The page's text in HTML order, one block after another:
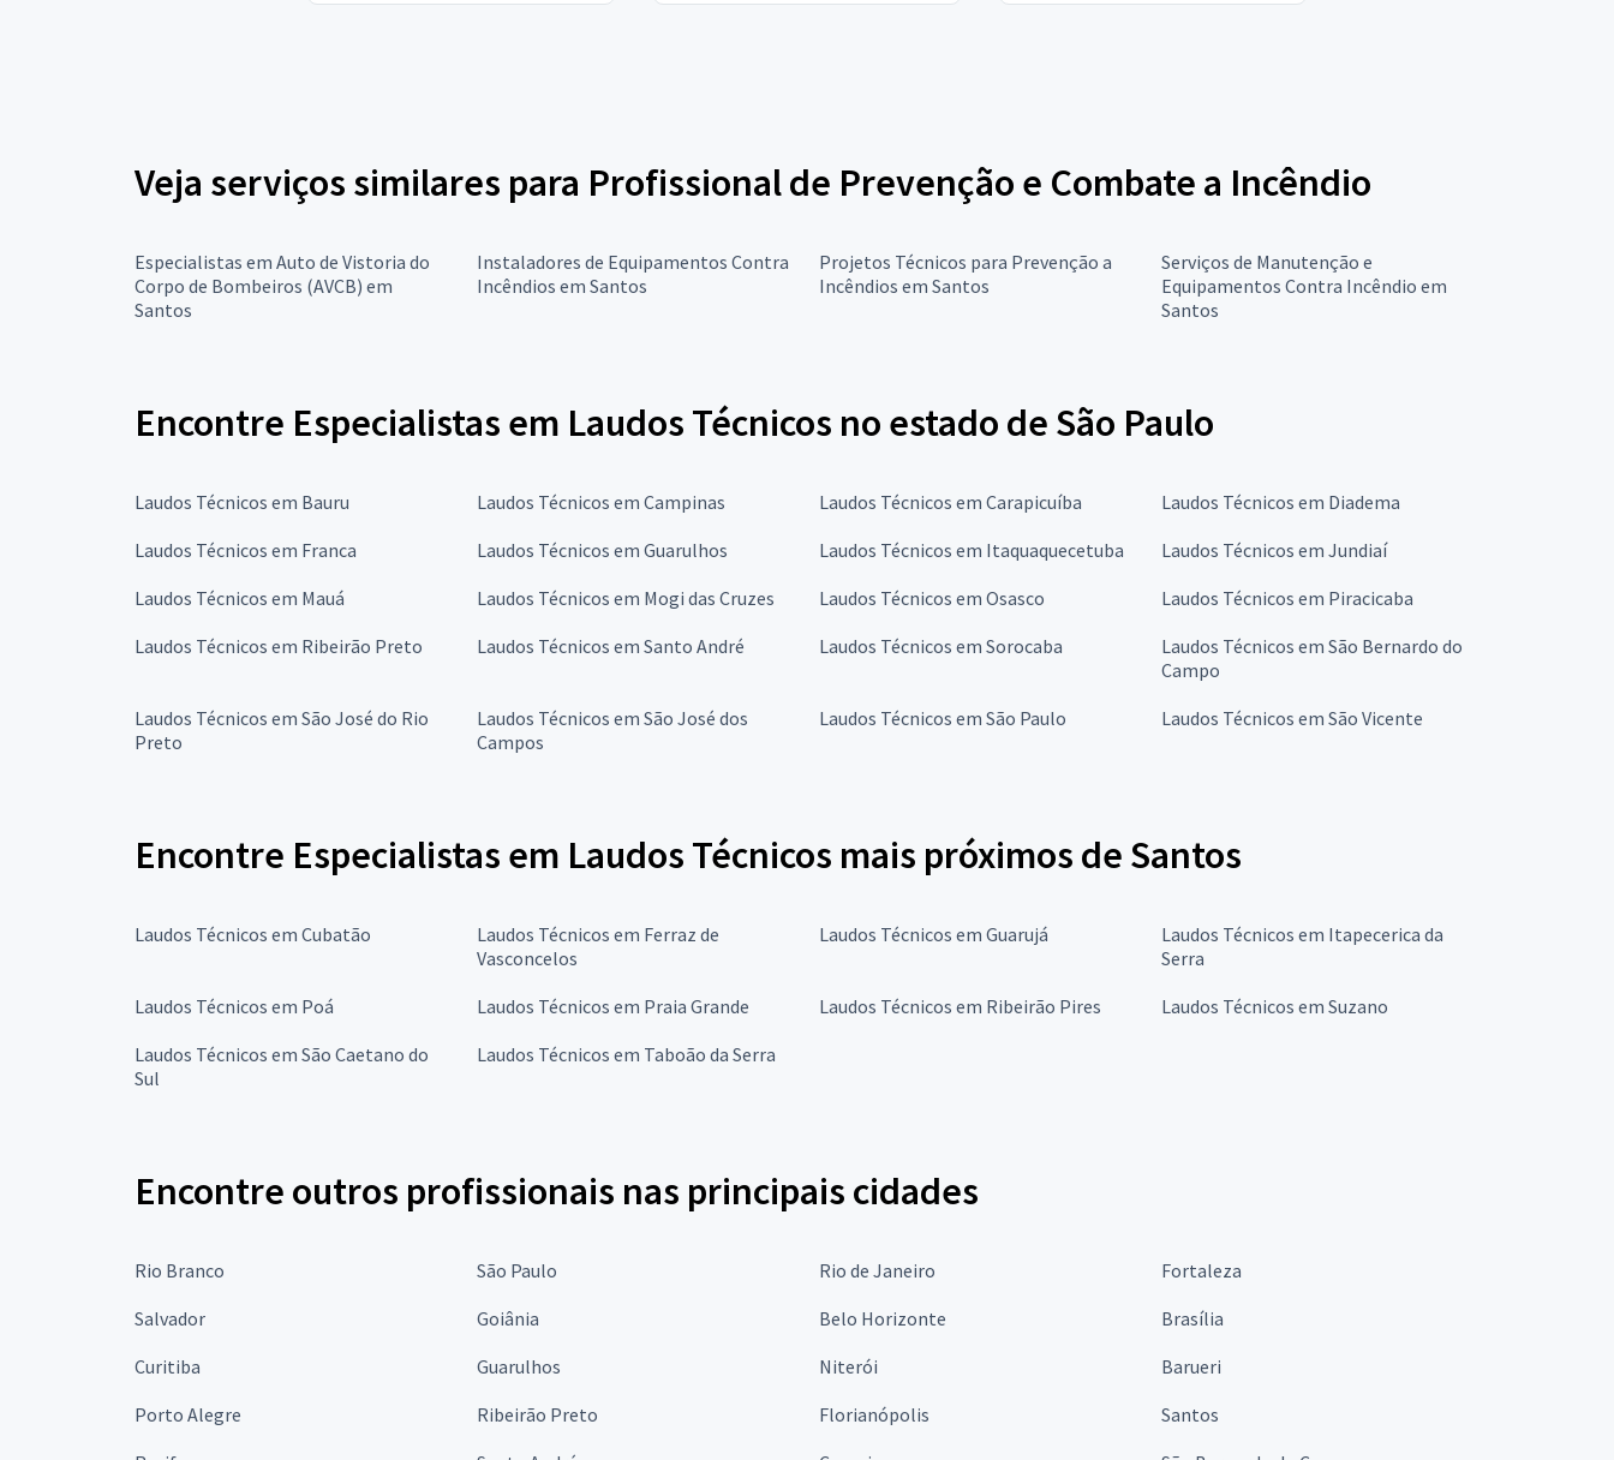
Veja serviços similares para Profissional de Prevenção e Combate a Incêndio
Especialistas em Auto de Vistoria do
Corpo de Bombeiros (AVCB) em
Santos
Instaladores de Equipamentos Contra
Incêndios em Santos
Projetos Técnicos para Prevenção a
Incêndios em Santos
Serviços de Manutenção e
Equipamentos Contra Incêndio em
Santos
Encontre Especialistas em Laudos Técnicos no estado de São Paulo
Laudos Técnicos em Bauru Laudos Técnicos em Campinas Laudos Técnicos em Carapicuíba
Laudos Técnicos em Diadema
Laudos Técnicos em Franca
Laudos Técnicos em Guarulhos Laudos Técnicos em Itaquaquecetuba
Laudos Técnicos em Jundiaí
Laudos Técnicos em Mauá
Laudos Técnicos em Mogi das Cruzes Laudos Técnicos em Osasco
Laudos Técnicos em Piracicaba
Laudos Técnicos em Ribeirão Preto
Laudos Técnicos em Santo André Laudos Técnicos em Sorocaba
Laudos Técnicos em São Bernardo do
Campo
Laudos Técnicos em São José do Rio
Preto
Laudos Técnicos em São José dos
Campos
Laudos Técnicos em São Paulo Laudos Técnicos em São Vicente
Encontre Especialistas em Laudos Técnicos mais próximos de Santos
Laudos Técnicos em Cubatão
Laudos Técnicos em Ferraz de
Vasconcelos
Laudos Técnicos em Guarujá
Laudos Técnicos em Itapecerica da
Serra
Laudos Técnicos em Poá
Laudos Técnicos em Praia Grande Laudos Técnicos em Ribeirão Pires
Laudos Técnicos em Suzano
Laudos Técnicos em São Caetano do
Sul
Laudos Técnicos em Taboão da Serra
Encontre outros profissionais nas principais cidades
Rio Branco São Paulo Rio de Janeiro
Fortaleza
Salvador
Goiânia Belo Horizonte
Brasília
Curitiba
Guarulhos Niterói
Barueri
Porto Alegre
Ribeirão Preto Florianópolis
Santos